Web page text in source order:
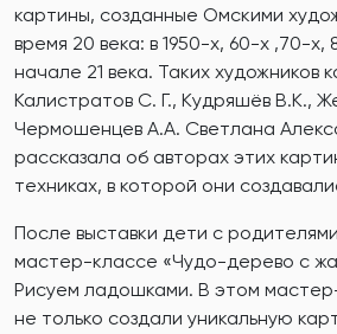
картины, созданные Омскими
время 20 века: в 1950-х, 60-х ,70-х,
начале 21 века. Таких художников
Калистратов С. Г., Кудряшёв В.К.,
Чермошенцев А.А. Светлана
рассказала об авторах этих
техниках, в которой они
После выставки дети с
мастер-классе «Чудо-дерево с
Рисуем ладошками. В этом
не только создали уникальную